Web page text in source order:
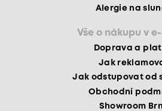
Alergie na
Vše o nákupu v
Doprava a
Jak
Jak odstupovat od
Obchodní
Showroom